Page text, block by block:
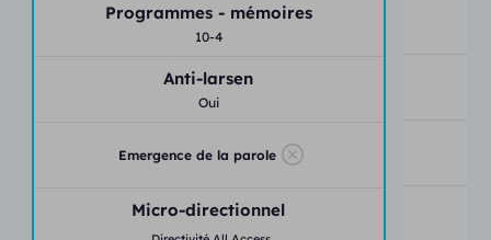
Programmes - mémoires
10-4
Anti-larsen
Oui
Emergence de la parole
Micro-directionnel